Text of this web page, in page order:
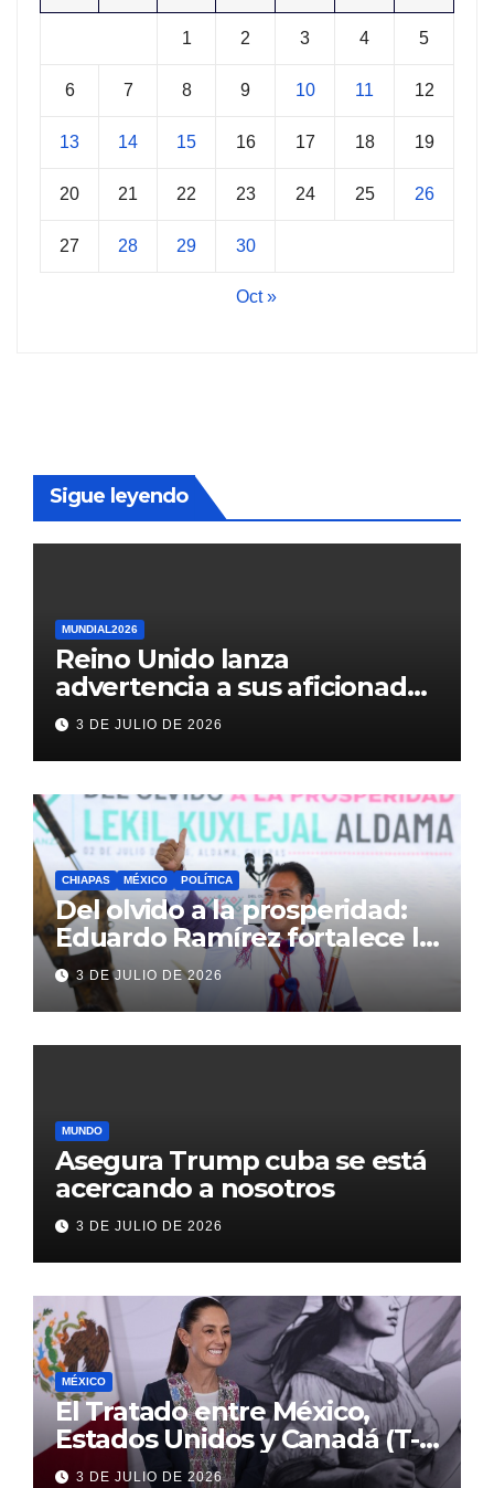
1 2 3 4 5
6 7 8 9 10 11 12
13 14 15 16 17 18 19
20 21 22 23 24 25 26
27 28 29 30
Oct »
Sigue leyendo
MUNDIAL2026
Reino Unido lanza
advertencia a sus aficionados
antes del México vs
Inglaterra en el Mundial 2026
3 DE JULIO DE 2026
CHIAPAS MÉXICO POLÍTICA
Del olvido a la prosperidad:
Eduardo Ramírez fortalece la
transformación de Aldama
con inversión histórica
3 DE JULIO DE 2026
MUNDO
Asegura Trump cuba se está
acercando a nosotros
3 DE JULIO DE 2026
MÉXICO
El Tratado entre México,
Estados Unidos y Canadá (T-
MEC) se mantiene hasta el
3 DE JULIO DE 2026